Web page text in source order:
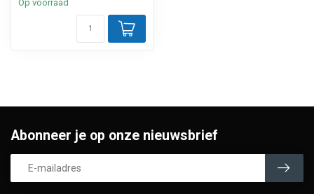
Op voorraad
Abonneer je op onze nieuwsbrief